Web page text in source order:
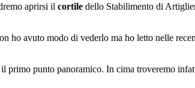
aprirsi il cortile dello Stabilimento di
ho avuto modo di vederlo ma ho letto nelle
primo punto panoramico. In cima troveremo